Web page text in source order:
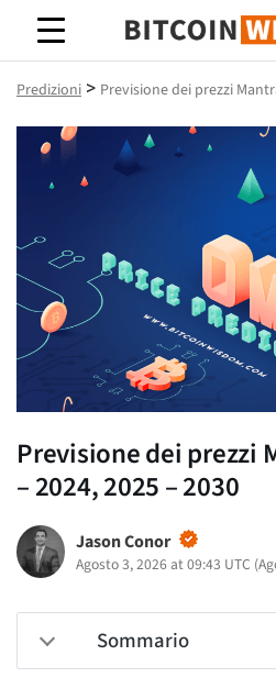
Saggezza
Predizioni > Previsione dei prezzi
Previsione dei prezzi
– 2024, 2025 – 2030
Jason Conor
Agosto 3, 2026 at 09:43 UTC (
Sommario